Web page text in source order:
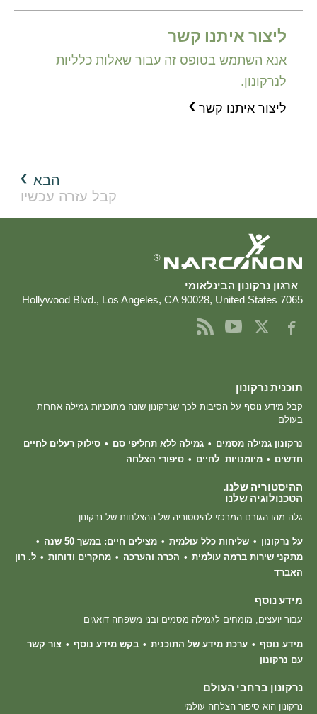
ליצור איתנו קשר
אנא השתמש בטופס זה עבור שאלות כלליות
לנרקונון.
ליצור איתנו קשר
הבא
קבל עזרה עכשיו
®
ארגון נרקונון הבינלאומי
7065 Hollywood Blvd.
, Los Angeles, CA 90028, United States
תוכנית נרקונון
קבל מידע נוסף על הסיבות לכך שנרקונון שונה מתוכניות גמילה אחרות
בעולם
נרקונון גמילה מסמים גמילה ללא תחליפי סם
סילוק רעלים לחיים
חדשים
מיומנויות לחיים סיפורי הצלחה
ההיסטוריה שלנו.
הטכנולוגיה שלנו
גלה מהו הגורם המרכזי להיסטוריה של ההצלחות של נרקונון
על נרקונון שליחות כלל עולמית
מצילים חיים: במשך 50 שנה
מתקני שירות ברמה עולמית
הכרה והערכה מחקרים ודוחות
ל. רון
האברד
מידע נוסף
עבור יועצים, מומחים לגמילה מסמים ובני משפחה דואגים
מידע נוסף ערכת מידע של התוכנית בקש מידע נוסף
צור קשר
עם נרקונון
נרקונון ברחבי העולם
נרקונון הוא סיפור הצלחה עולמי